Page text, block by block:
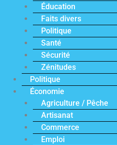
Éducation
Faits divers
Politique
Santé
Sécurité
Zénitudes
Politique
Économie
Agriculture / Pêche
Artisanat
Commerce
Emploi